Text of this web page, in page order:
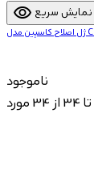
visibility نمایش سریع
ناموجود